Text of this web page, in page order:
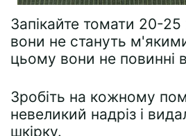
Запікайте томати 20-
вони не стануть
цьому вони не повинні
Зробіть на кожному
невеликий надріз і
шкірку.